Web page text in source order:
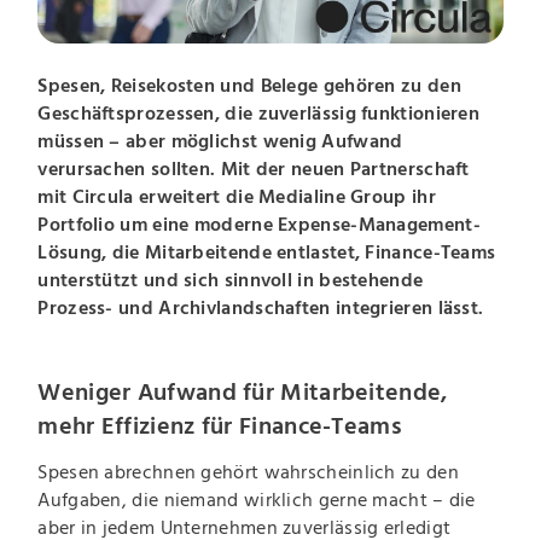
Spesen, Reisekosten und Belege gehören zu den
Geschäftsprozessen, die zuverlässig funktionieren
müssen – aber möglichst wenig Aufwand
verursachen sollten. Mit der neuen Partnerschaft
mit Circula erweitert die Medialine Group ihr
Portfolio um eine moderne Expense-Management-
Lösung, die Mitarbeitende entlastet, Finance-Teams
unterstützt und sich sinnvoll in bestehende
Prozess- und Archivlandschaften integrieren lässt.
Weniger Aufwand für Mitarbeitende,
mehr Effizienz für Finance-Teams
Spesen abrechnen gehört wahrscheinlich zu den
Aufgaben, die niemand wirklich gerne macht – die
aber in jedem Unternehmen zuverlässig erledigt